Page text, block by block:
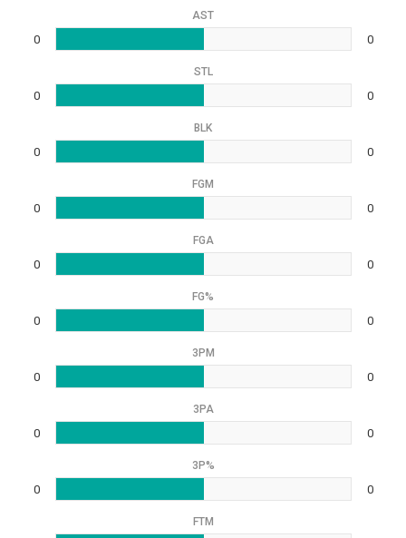
AST
0 0
STL
0 0
BLK
0 0
FGM
0 0
FGA
0 0
FG%
0 0
3PM
0 0
3PA
0 0
3P%
0 0
FTM